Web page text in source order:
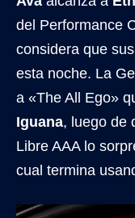
del Performance
considera que
esta noche. La
a «The All Ego»
Iguana, luego de
Libre AAA lo
cual termina